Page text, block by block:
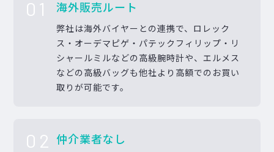
01 海外販売ルート
弊社は海外バイヤーとの連携で、ロレック
ス・オーデマピゲ・パテックフィリップ・リ
シャールミルなどの高級腕時計や、エルメス
などの高級バッグも他社より高額でのお買い
取りが可能です。
02 仲介業者なし